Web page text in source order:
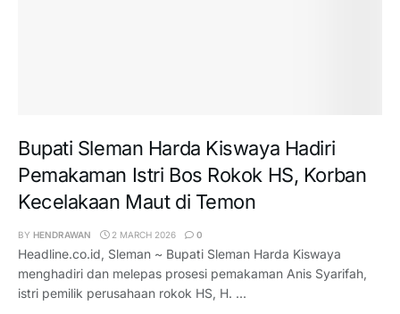
Bupati Sleman Harda Kiswaya Hadiri
Pemakaman Istri Bos Rokok HS, Korban
Kecelakaan Maut di Temon
BY HENDRAWAN 2 MARCH 2026 0
Headline.co.id, Sleman ~ Bupati Sleman Harda Kiswaya
menghadiri dan melepas prosesi pemakaman Anis Syarifah,
istri pemilik perusahaan rokok HS, H. ...